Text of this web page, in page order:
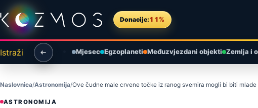
Preskoči na sadržaj
Donacije: 11%
Istraži Mjesec Egzoplaneti Međuzvjezdani objekti Zemlja i
Naslovnica Astronomija Ove čudne male crvene točke iz ranog svemira mogli bi biti
ASTRONOMIJA